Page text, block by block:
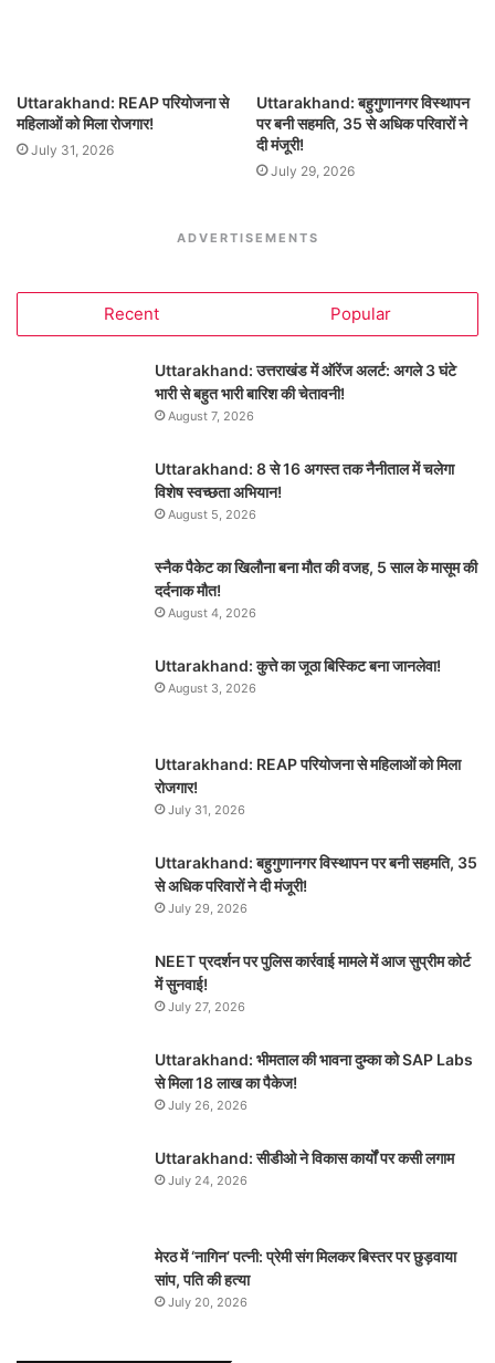
Uttarakhand: REAP परियोजना से
महिलाओं को मिला रोजगार!
July 31, 2026
Uttarakhand: बहुगुणानगर विस्थापन
पर बनी सहमति, 35 से अधिक परिवारों ने
दी मंजूरी!
July 29, 2026
ADVERTISEMENTS
Recent Popular
Uttarakhand: उत्तराखंड में ऑरेंज अलर्ट: अगले 3 घंटे
भारी से बहुत भारी बारिश की चेतावनी!
August 7, 2026
Uttarakhand: 8 से 16 अगस्त तक नैनीताल में चलेगा
विशेष स्वच्छता अभियान!
August 5, 2026
स्नैक पैकेट का खिलौना बना मौत की वजह, 5 साल के मासूम की
दर्दनाक मौत!
August 4, 2026
Uttarakhand: कुत्ते का जूठा बिस्किट बना जानलेवा!
August 3, 2026
Uttarakhand: REAP परियोजना से महिलाओं को मिला
रोजगार!
July 31, 2026
Uttarakhand: बहुगुणानगर विस्थापन पर बनी सहमति, 35
से अधिक परिवारों ने दी मंजूरी!
July 29, 2026
NEET प्रदर्शन पर पुलिस कार्रवाई मामले में आज सुप्रीम कोर्ट
में सुनवाई!
July 27, 2026
Uttarakhand: भीमताल की भावना दुम्का को SAP Labs
से मिला 18 लाख का पैकेज!
July 26, 2026
Uttarakhand: सीडीओ ने विकास कार्यों पर कसी लगाम
July 24, 2026
मेरठ में ‘नागिन’ पत्नी: प्रेमी संग मिलकर बिस्तर पर छुड़वाया
सांप, पति की हत्या
July 20, 2026